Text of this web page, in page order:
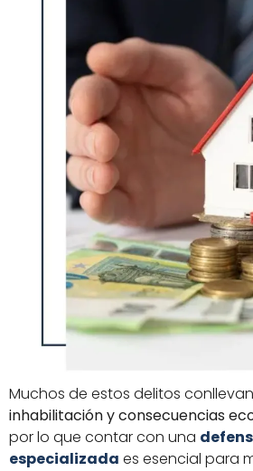
Muchos de estos delitos conllevan
inhabilitación y consecuencias
por lo que contar con una
especializada es esencial para